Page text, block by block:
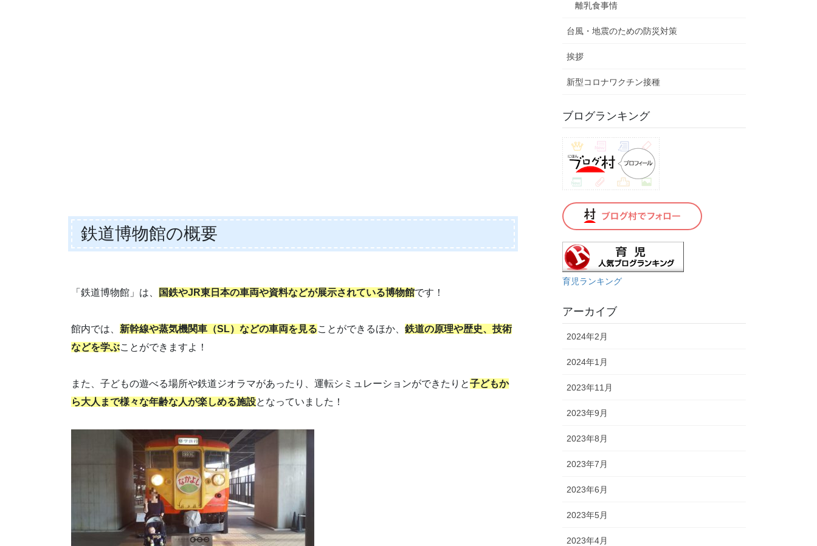
鉄道博物館の概要
「鉄道博物館」は、 国鉄やJR東日本の車両や資料などが展示されている博物館です！
館内では、 新幹線や蒸気機関車（SL）などの車両を見ることができるほか、 鉄道の原理や歴史、技術
などを学ぶことができますよ！
また、子どもの遊べる場所や鉄道ジオラマがあったり、運転シミュレーションができたりと子どもか
ら大人まで様々な年齢な人が楽しめる施設となっていました！
離乳食事情
台風・地震のための防災対策
挨拶
新型コロナワクチン接種
ブログランキング
育児ランキング
アーカイブ
2024年2月
2024年1月
2023年11月
2023年9月
2023年8月
2023年7月
2023年6月
2023年5月
2023年4月